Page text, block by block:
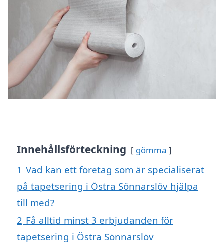
Innehållsförteckning gömma
1 Vad kan ett företag som är specialiserat
på tapetsering i Östra Sönnarslöv hjälpa
till med?
2 Få alltid minst 3 erbjudanden för
tapetsering i Östra Sönnarslöv